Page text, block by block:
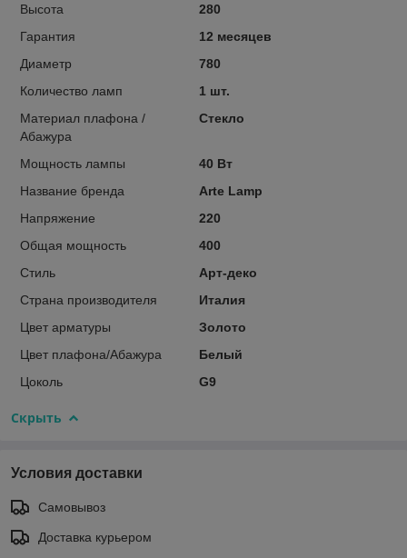
Высота
280
Гарантия
12 месяцев
Диаметр
780
Количество ламп
1 шт.
Материал плафона /
Абажура
Стекло
Мощность лампы
40 Вт
Название бренда
Arte Lamp
Напряжение
220
Общая мощность
400
Стиль
Арт-деко
Страна производителя
Италия
Цвет арматуры
Золото
Цвет плафона/Абажура
Белый
Цоколь
G9
Скрыть
Условия доставки
Самовывоз
Доставка курьером